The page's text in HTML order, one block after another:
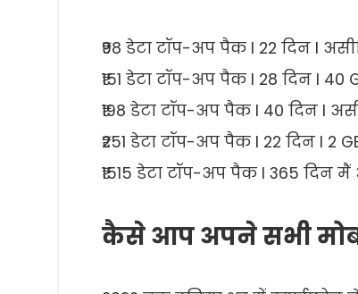
₹98 डेटा टॉप-अप पैक I 22 दिन I
₹151 डेटा टॉप-अप पैक I 28 दिन I 40
₹198 डेटा टॉप-अप पैक I 40 दिन I
₹251 डेटा टॉप-अप पैक I 22 दिन I 2
₹1515 डेटा टॉप-अप पैक I 365 दिन
कैसे आप अपने सभी